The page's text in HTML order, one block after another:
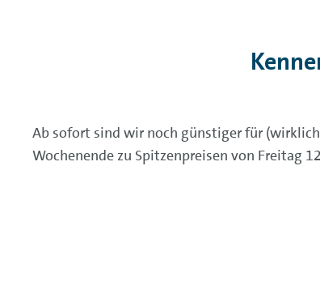
Ab sofort sind wir noch günstiger für
Wochenende zu Spitzenpreisen von Freitag